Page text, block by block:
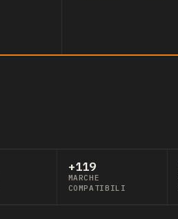
+119
MARCHE
COMPATIBILI